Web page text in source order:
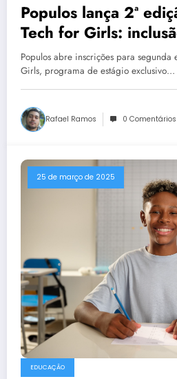
Populos lança 2ª
Tech for Girls:
TI é aposta para
Populos abre inscrições para segunda
Girls, programa de estágio exclusivo…
Rafael Ramos 0 Comentários
25 de março de 2025
EDUCAÇÃO